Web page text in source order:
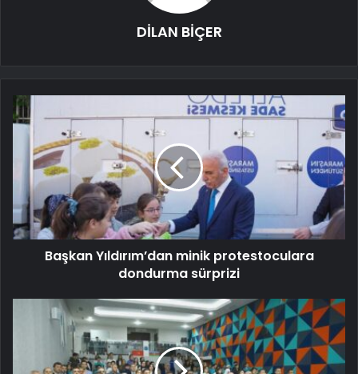
DİLAN BİÇER
Başkan Yıldırım’dan minik protestoculara
dondurma sürprizi